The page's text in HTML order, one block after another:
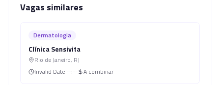
Vagas similares
Dermatologia
Clínica Sensivita
Rio de Janeiro, RJ
Invalid Date --:-- A combinar